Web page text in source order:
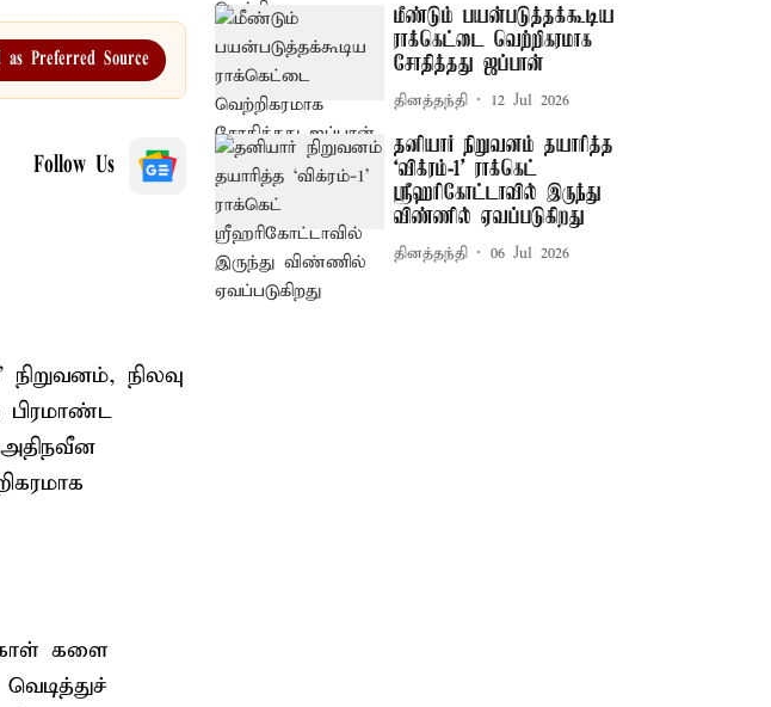
as Preferred Source
Follow Us
நிலவு
பிரமாண்ட
அதிநவீன
களை
மீண்டும் பயன்படுத்தக்கூடிய
ராக்கெட்டை வெற்றிகரமாக
சோதித்தது ஜப்பான்
தினத்தந்தி 12 Jul 2026
தனியார் நிறுவனம் தயாரித்த
‘விக்ரம்-1' ராக்கெட்
ஸ்ரீஹரிகோட்டாவில் இருந்து
விண்ணில் ஏவப்படுகிறது
தினத்தந்தி 06 Jul 2026